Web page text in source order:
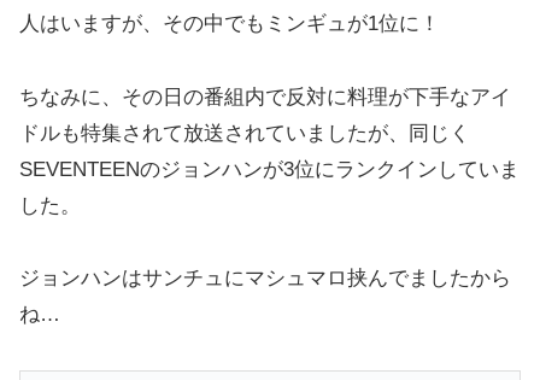
人はいますが、その中でもミンギュが1位に！
ちなみに、その日の番組内で反対に料理が下手なアイ
ドルも特集されて放送されていましたが、同じく
SEVENTEENのジョンハンが3位にランクインしていま
した。
ジョンハンはサンチュにマシュマロ挟んでましたから
ね…